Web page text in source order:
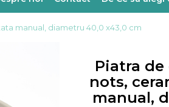
manual, diametru 40,0 x43,0 cm
Piatra
nots,
manual,